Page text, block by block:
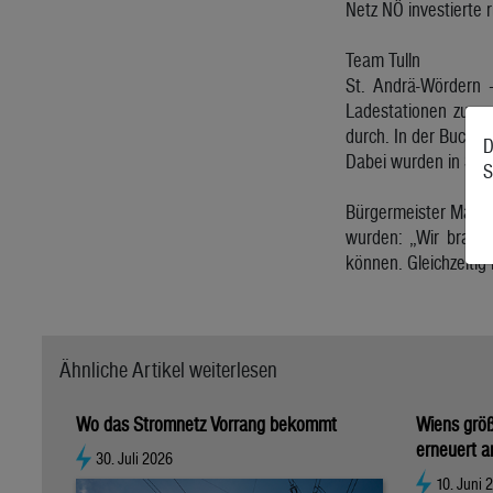
Netz NÖ investierte
Team Tulln
St. Andrä-Wördern
Ladestationen zu
durch. In der
Dabei wurden in
Bürgermeister
wurden: „Wir
können.
Ähnliche Artikel weiterlesen
Wo das Stromnetz Vorrang bekommt
30. Juli 2026
Wiens
erneuert
10. Juni